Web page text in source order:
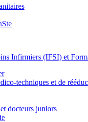
Infirmiers (IFSI) et
techniques et de
docteurs juniors